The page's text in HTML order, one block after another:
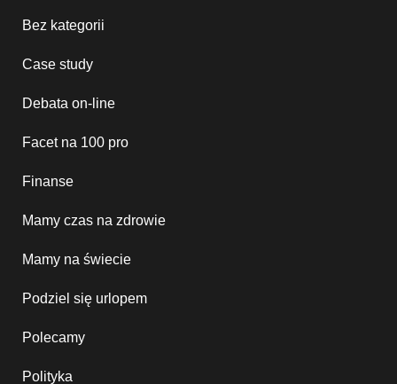
Bez kategorii
Case study
Debata on-line
Facet na 100 pro
Finanse
Mamy czas na zdrowie
Mamy na świecie
Podziel się urlopem
Polecamy
Polityka